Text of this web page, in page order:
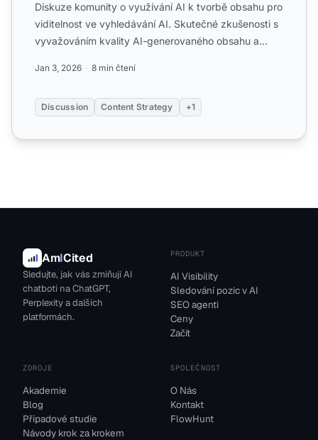
Diskuze komunity o využívání AI k tvorbě obsahu pro
viditelnost ve vyhledávání AI. Skutečné zkušenosti s
vyvažováním kvality AI-generovaného obsahu a
Jan 3, 2026 8 min čtení
Discussion Content Strategy +1
AmICited
Sledujte, jak vás zmiňují AI
chatboti na ChatGPT,
Perplexity a dalších
platformách.
PRODUKT
AI Visibility
Sledování pozic v AI
SEO agenti
Ceny
Začít
ZDROJE
Akademie
Blog
Případové studie
Návody krok za krokem
SPOLEČNOST
O Nás
Kontakt
FlowHunt